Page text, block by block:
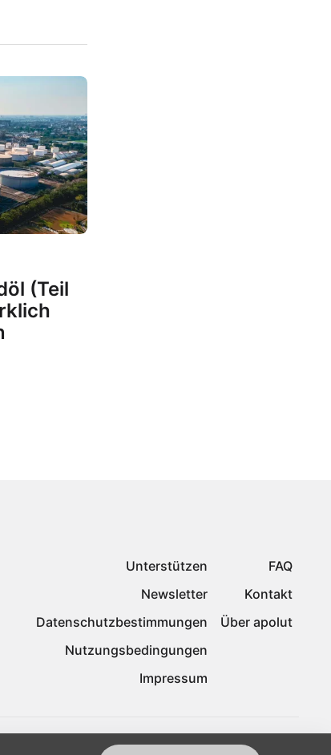
(Teil
Unterstützen
Newsletter
Datenschutzbestimmungen
Nutzungsbedingungen
Impressum
FAQ
Kontakt
Über apolut